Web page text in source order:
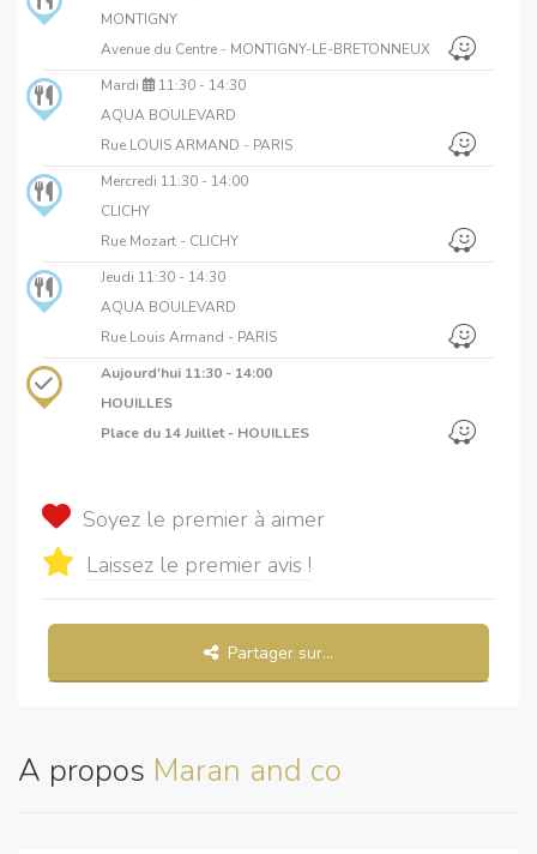
MONTIGNY
Avenue du Centre - MONTIGNY-LE-BRETONNEUX
Mardi
11:30 - 14:30
AQUA BOULEVARD
Rue LOUIS ARMAND - PARIS
Mercredi 11:30 - 14:00
CLICHY
Rue Mozart - CLICHY
Jeudi 11:30 - 14:30
AQUA BOULEVARD
Rue Louis Armand - PARIS
Aujourd'hui 11:30 - 14:00
HOUILLES
Place du 14 Juillet - HOUILLES
Soyez le premier à aimer
Laissez le premier avis !
Partager sur...
A propos Maran and co